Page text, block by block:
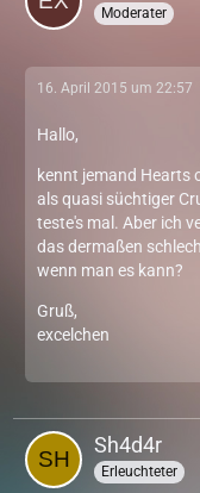
Moderater
16. April 2015 um 22:57
Hallo,
kennt jemand Hearts
als quasi süchtiger
teste's mal. Aber ich
das dermaßen
wenn man es kann?
Gruß,
excelchen
Sh4d4r
Erleuchteter